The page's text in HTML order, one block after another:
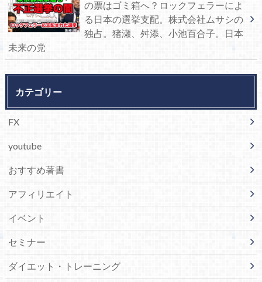
の票はゴミ箱へ？ロックフェラーによ
る日本の選挙支配。株式会社ムサシの
独占。猪瀬、舛添、小池百合子。日本
未来の党
カテゴリー
FX
youtube
おすすめ著書
アフィリエイト
イベント
セミナー
ダイエット・トレーニング